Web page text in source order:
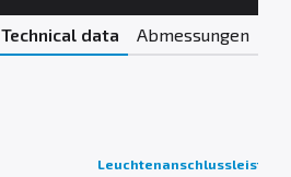
Technical data Abmessungen
Leuchtenanschlussleistung